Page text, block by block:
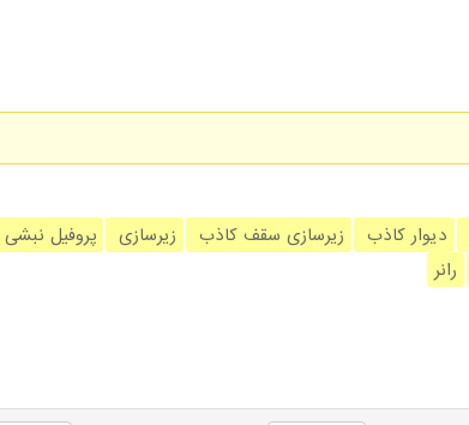
دیوار کاذب زیرسازی سقف کاذب زیرسازی پروفیل نبشی
رانر